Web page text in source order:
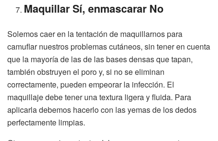
Maquillar Sí, enmascarar No
Solemos caer en la tentación de maquillarnos para
camuflar nuestros problemas cutáneos, sin tener en cuenta
que la mayoría de las de las bases densas que tapan,
también obstruyen el poro y, si no se eliminan
correctamente, pueden empeorar la infección. El
maquillaje debe tener una textura ligera y fluida. Para
aplicarla debemos hacerlo con las yemas de los dedos
perfectamente limpias.